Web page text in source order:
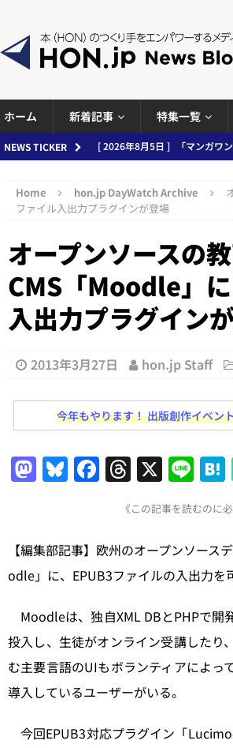
ホーム 新着記事 特集一覧
NEWS TICKER [ 2026年8月5日 ]
「マンガワ
[ 2026年8月4日 ] 小学館「マ
[ 2026年8月3日 ]
「講談社、
務化」など、週刊出版ニュー
とめ＆コラム
[ 2026年8月2日 ]
EUが生成
日刊出版ニュースまとめ
日刊出版ニュースまとめ
日刊出版ニュースまとめ
刊出版ニュースまとめ
[ 2026年7月29日 ] 講談社、著
Home hon.jp DayWatch Archive
ファイル入出力プラグインが登場
オープンソースの
CMS「Moodle」
入出力プラグイン
2013年3月27日 hon.jp Staff
今年もやります！ 出版創作イベ
M
o
d
n
Bl
s
k
F
e
b
o
k
T
re
a
d
X Li
n
e
《この記事を読むのに
【編集部記事】欧州のオープンソー
odle」に、EPUB3ファイルの入出力を
Moodleは、独自XML DBとPHPで開
投入し、生徒がオンライン受講したり
む主要言語のUIもボランティアによっ
導入しているユーザーがいる。
今回EPUB3対応プラグイン「